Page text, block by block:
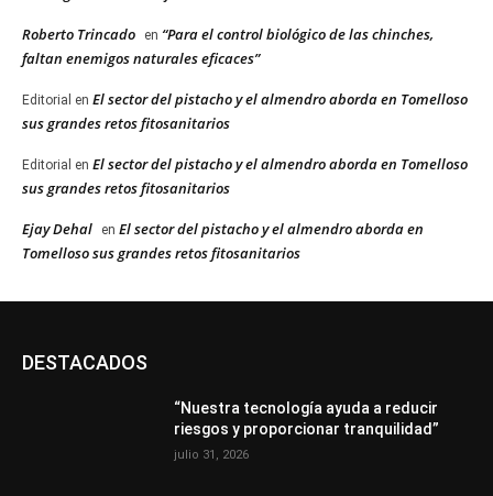
Roberto Trincado en “Para el control biológico de las chinches,
faltan enemigos naturales eficaces”
Editorial en El sector del pistacho y el almendro aborda en Tomelloso
sus grandes retos fitosanitarios
Editorial en El sector del pistacho y el almendro aborda en Tomelloso
sus grandes retos fitosanitarios
Ejay Dehal en El sector del pistacho y el almendro aborda en
Tomelloso sus grandes retos fitosanitarios
DESTACADOS
“Nuestra tecnología ayuda a reducir
riesgos y proporcionar tranquilidad”
julio 31, 2026